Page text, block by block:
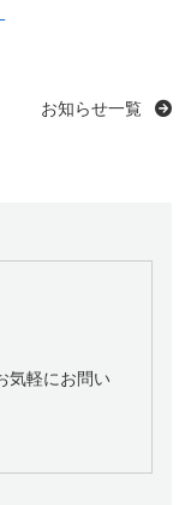
お知らせ一覧
気軽にお問い